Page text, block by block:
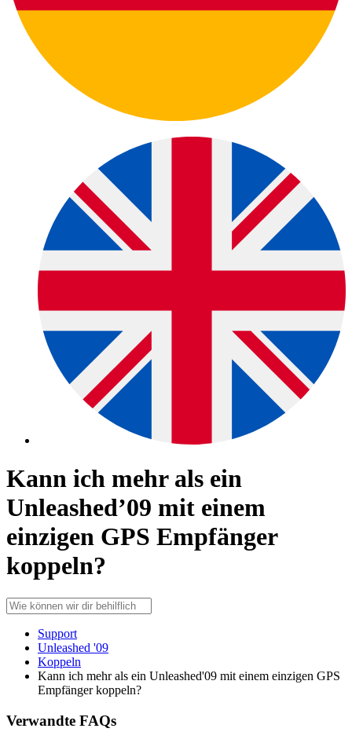
Kann ich mehr als ein
Unleashed’09 mit einem
einzigen GPS Empfänger
koppeln?
Support
Unleashed '09
Koppeln
Kann ich mehr als ein Unleashed'09 mit einem einzigen GPS
Empfänger koppeln?
Verwandte FAQs